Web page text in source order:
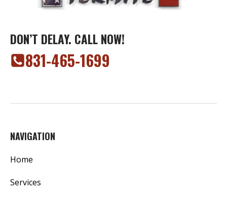
DON’T DELAY. CALL NOW!
‭831-465-1699‬
NAVIGATION
Home
Services